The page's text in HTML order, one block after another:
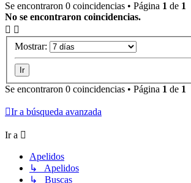
Se encontraron 0 coincidencias • Página 1 de 1
No se encontraron coincidencias.
Mostrar:
Se encontraron 0 coincidencias • Página 1 de 1
Ir a búsqueda avanzada
Ir a
Apelidos
↳ Apelidos
↳ Buscas